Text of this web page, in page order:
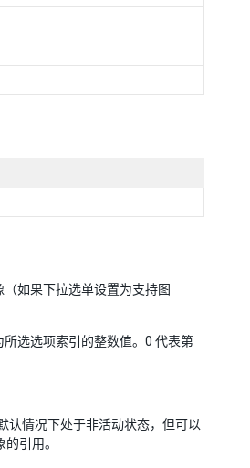
如果下拉选单设置为支持图
选选项索引的整数值。0 代表第
认情况下处于非活动状态，但可以
引用。